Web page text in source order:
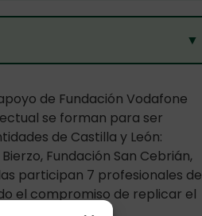
▼
de Fundación Vodafone
se forman para ser
de Castilla y León:
Fundación San Cebrián,
participan 7 profesionales de
el compromiso de replicar el